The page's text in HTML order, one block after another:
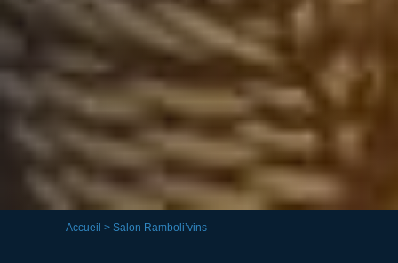
Accueil > Salon Ramboli’vins